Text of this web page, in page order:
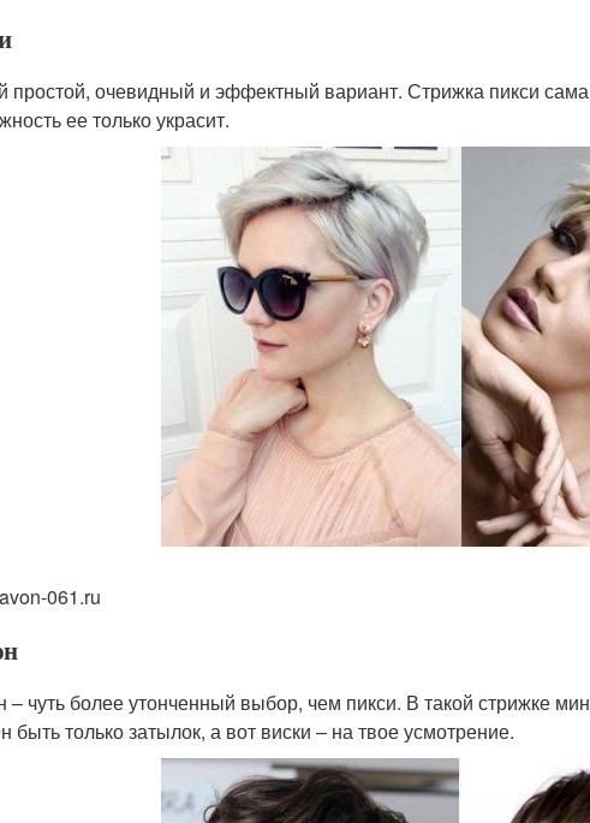
очевидный и эффектный вариант. Стрижка пикси сама
ее только украсит.
061.ru
– чуть более утонченный выбор, чем пикси. В такой стрижке
быть только затылок, а вот виски – на твое усмотрение.